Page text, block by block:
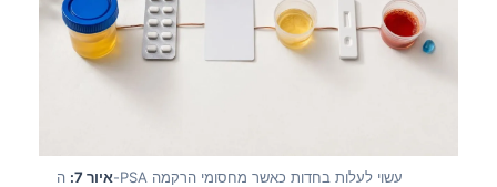
איור 7:
ה-PSA עשוי לעלות בחדות כאשר מחסומי הרקמה